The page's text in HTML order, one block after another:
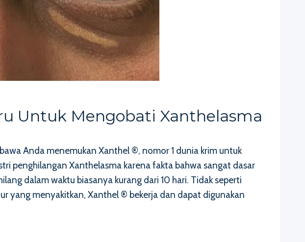
Untuk Mengobati Xanthelasma
Anda menemukan Xanthel ®, nomor 1 dunia krim untuk
penghilangan Xanthelasma karena fakta bahwa sangat dasar
dalam waktu biasanya kurang dari 10 hari. Tidak seperti
yang menyakitkan, Xanthel ® bekerja dan dapat digunakan